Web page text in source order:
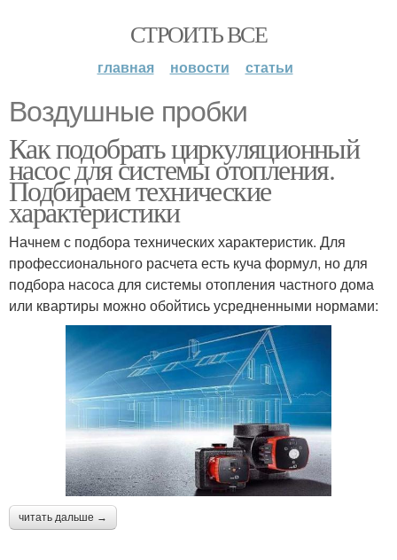
СТРОИТЬ ВСЕ
главная новости статьи
Воздушные пробки
Как подобрать циркуляционный
насос для системы отопления.
Подбираем технические
характеристики
Начнем с подбора технических характеристик. Для
профессионального расчета есть куча формул, но для
подбора насоса для системы отопления частного дома
или квартиры можно обойтись усредненными нормами:
читать дальше →